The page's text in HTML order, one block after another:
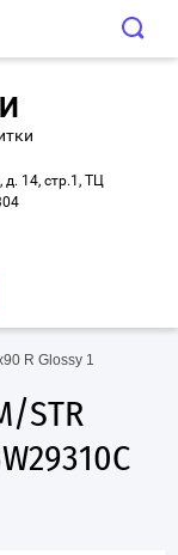
14, стр.1, ТЦ
R Glossy 1
STR